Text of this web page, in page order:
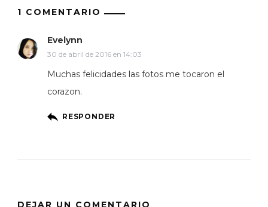
1 COMENTARIO
Evelynn
30 de abril de 2016 en 14:03
Muchas felicidades las fotos me tocaron el
corazon.
RESPONDER
DEJAR UN COMENTARIO